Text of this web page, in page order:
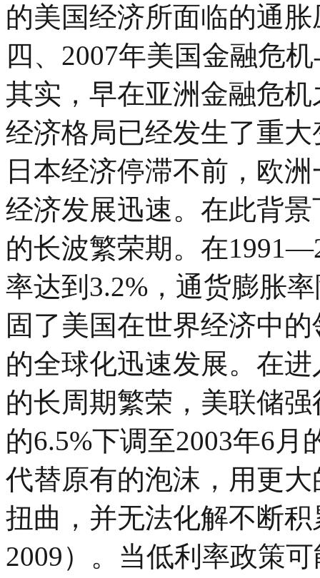
的美国经济所面临的通胀
四、2007年美国金融危
其实，早在亚洲金融危
经济格局已经发生了重
日本经济停滞不前，欧
经济发展迅速。在此背
的长波繁荣期。在
率达到3.2%，通货膨胀
固了美国在世界经济中
的全球化迅速发展。在
的长周期繁荣，美联储
的6.5%下调至2003年6
代替原有的泡沫，用更
扭曲，并无法化解不断
2009）。当低利率政策